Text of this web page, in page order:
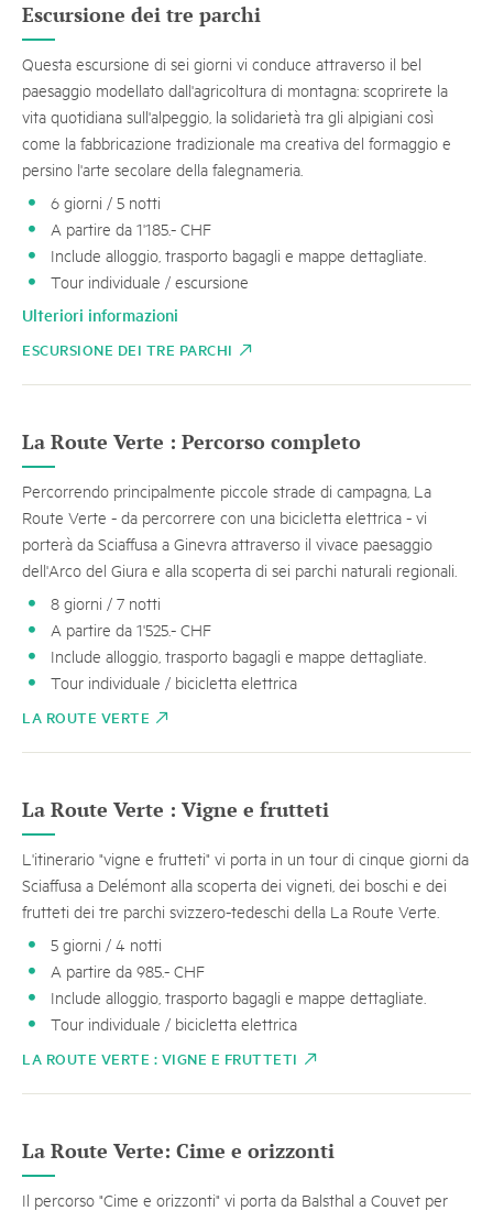
Escursione dei tre parchi
Questa escursione di sei giorni vi conduce attraverso il bel
paesaggio modellato dall'agricoltura di montagna: scoprirete la
vita quotidiana sull'alpeggio, la solidarietà tra gli alpigiani così
come la fabbricazione tradizionale ma creativa del formaggio e
persino l'arte secolare della falegnameria.
6 giorni / 5 notti
A partire da 1'185.- CHF
Include alloggio, trasporto bagagli e mappe dettagliate.
Tour individuale / escursione
Ulteriori informazioni
ESCURSIONE DEI TRE PARCHI
La Route Verte : Percorso completo
Percorrendo principalmente piccole strade di campagna, La
Route Verte - da percorrere con una bicicletta elettrica - vi
porterà da Sciaffusa a Ginevra attraverso il vivace paesaggio
dell'Arco del Giura e alla scoperta di sei parchi naturali regionali.
8 giorni / 7 notti
A partire da 1'525.- CHF
Include alloggio, trasporto bagagli e mappe dettagliate.
Tour individuale / bicicletta elettrica
LA ROUTE VERTE
La Route Verte : Vigne e frutteti
L'itinerario "vigne e frutteti" vi porta in un tour di cinque giorni da
Sciaffusa a Delémont alla scoperta dei vigneti, dei boschi e dei
frutteti dei tre parchi svizzero-tedeschi della La Route Verte.
5 giorni / 4 notti
A partire da 985.- CHF
Include alloggio, trasporto bagagli e mappe dettagliate.
Tour individuale / bicicletta elettrica
LA ROUTE VERTE : VIGNE E FRUTTETI
La Route Verte: Cime e orizzonti
Il percorso "Cime e orizzonti" vi porta da Balsthal a Couvet per